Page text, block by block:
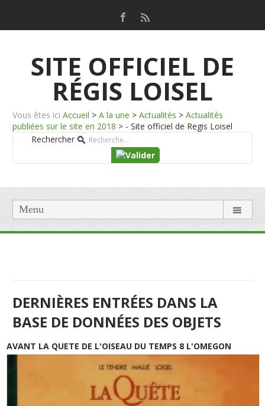
SITE OFFICIEL DE
RÉGIS LOISEL
Vous êtes ici Accueil > A la une > Actualités > Actualités
publiées sur le site en 2018 > - Site officiel de Regis Loisel
Rechercher
Menu
DERNIÈRES ENTRÉES DANS LA
BASE DE DONNÉES DES OBJETS
AVANT LA QUETE DE L'OISEAU DU TEMPS 8 L'OMEGON